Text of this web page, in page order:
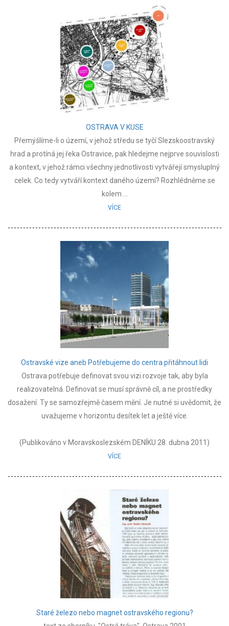
OSTRAVA V KUSE
Přemýšlíme-li o území, v jehož středu se tyčí Slezskoostravský
hrad a protíná jej řeka Ostravice, pak hledejme nejprve souvislosti
a kontext, v jehož rámci všechny jednotlivosti vytvářejí smysluplný
celek. Co tedy vytváří kontext daného území? Rozhlédněme se
kolem ...
VÍCE
Ostravské vize aneb Potřebujeme do centra přitáhnout lidi
Ostrava potřebuje definovat svou vizi rozvoje tak, aby byla
realizovatelná. Definovat se musí správně cíl, a ne prostředky
dosažení. Ty se samozřejmě časem mění. Je nutné si uvědomit, že
uvažujeme v horizontu desítek let a ještě více.
(Publikováno v Moravskoslezském DENÍKU 28. dubna 2011)
VÍCE
Staré železo nebo magnet ostravského regionu?